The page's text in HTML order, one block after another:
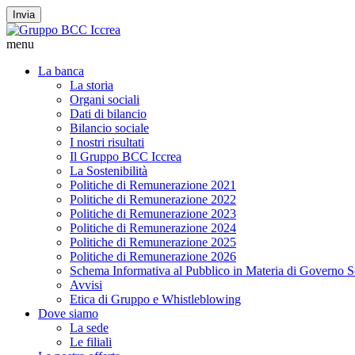
Invia
menu
La banca
La storia
Organi sociali
Dati di bilancio
Bilancio sociale
I nostri risultati
Il Gruppo BCC Iccrea
La Sostenibilità
Politiche di Remunerazione 2021
Politiche di Remunerazione 2022
Politiche di Remunerazione 2023
Politiche di Remunerazione 2024
Politiche di Remunerazione 2025
Politiche di Remunerazione 2026
Schema Informativa al Pubblico in Materia di Governo
Avvisi
Etica di Gruppo e Whistleblowing
Dove siamo
La sede
Le filiali